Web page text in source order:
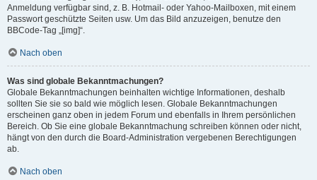
Anmeldung verfügbar sind, z. B. Hotmail- oder Yahoo-Mailboxen, mit einem
Passwort geschützte Seiten usw. Um das Bild anzuzeigen, benutze den
BBCode-Tag „[img]“.
Nach oben
Was sind globale Bekanntmachungen?
Globale Bekanntmachungen beinhalten wichtige Informationen, deshalb
sollten Sie sie so bald wie möglich lesen. Globale Bekanntmachungen
erscheinen ganz oben in jedem Forum und ebenfalls in Ihrem persönlichen
Bereich. Ob Sie eine globale Bekanntmachung schreiben können oder nicht,
hängt von den durch die Board-Administration vergebenen Berechtigungen
ab.
Nach oben